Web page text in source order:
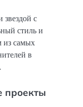
звездой с
стиль и
из самых
в
проекты